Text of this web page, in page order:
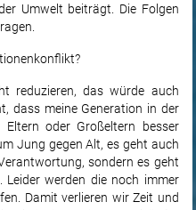
Umwelt beiträgt. Die Folgen
reduzieren, das würde auch
dass meine Generation in der
oder Großeltern besser
Jung gegen Alt, es geht auch
sondern es geht
Leider werden die noch immer
Damit verlieren wir Zeit und